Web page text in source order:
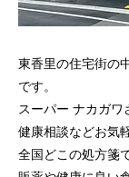
東香里の住宅街の
です。
スーパー ナカガワ
健康相談などお気
全国どこの処方箋